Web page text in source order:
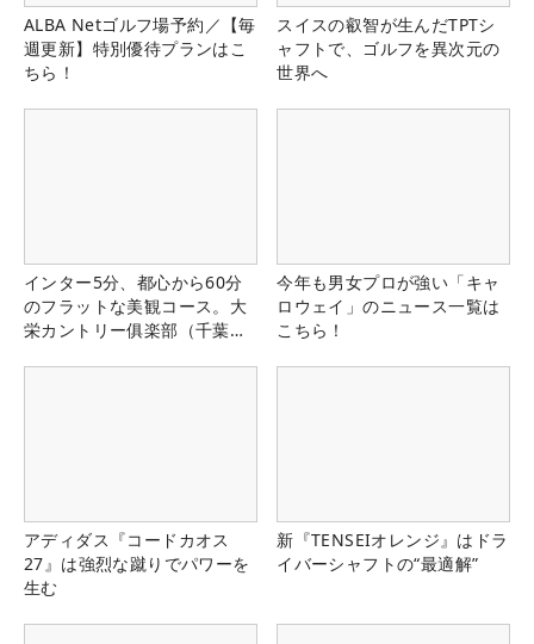
ALBA Netゴルフ場予約／【毎
週更新】特別優待プランはこ
ちら！
スイスの叡智が生んだTPTシ
ャフトで、ゴルフを異次元の
世界へ
インター5分、都心から60分
のフラットな美観コース。大
栄カントリー俱楽部（千葉
今年も男女プロが強い「キャ
ロウェイ」のニュース一覧は
こちら！
アディダス『コードカオス
27』は強烈な蹴りでパワーを
生む
新『TENSEIオレンジ』はドラ
イバーシャフトの“最適解”